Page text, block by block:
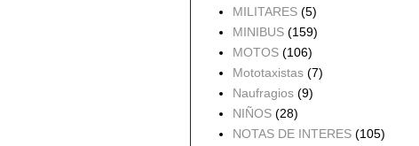
MILITARES (5)
MINIBUS (159)
MOTOS (106)
Mototaxistas (7)
Naufragios (9)
NIÑOS (28)
NOTAS DE INTERES (105)